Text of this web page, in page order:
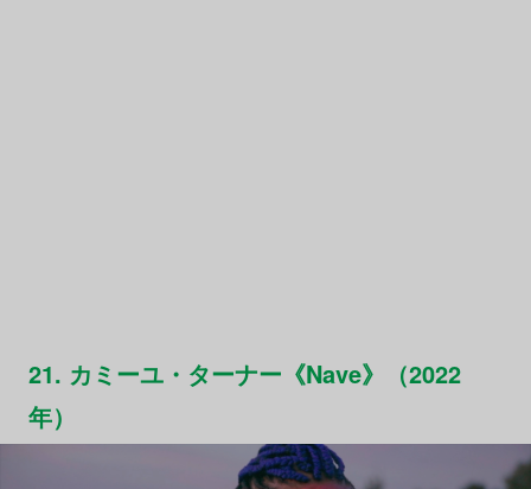
21. カミーユ・ターナー《Nave》（2022
年）